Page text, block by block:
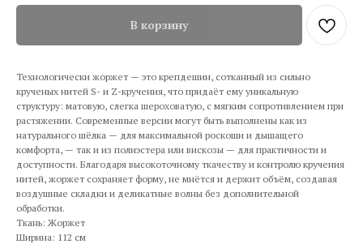
В корзину
Технологически жоржет — это крепдешин, сотканный из сильно
крученых нитей S- и Z-кручения, что придаёт ему уникальную
структуру: матовую, слегка шероховатую, с мягким сопротивлением при
растяжении. Современные версии могут быть выполнены как из
натурального шёлка — для максимальной роскоши и дышащего
комфорта, — так и из полиэстера или вискозы — для практичности и
доступности. Благодаря высокоточному ткачеству и контролю кручения
нитей, жоржет сохраняет форму, не мнётся и держит объём, создавая
воздушные складки и деликатные волны без дополнительной
обработки.
Ткань: Жоржет
Ширина: 112 см